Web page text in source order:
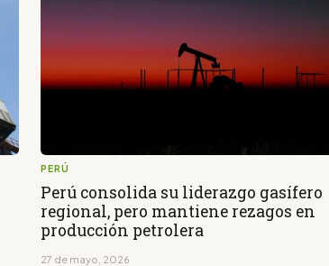
PERÚ
Perú consolida su liderazgo gasífero
regional, pero mantiene rezagos en
producción petrolera
27 de mayo, 2026